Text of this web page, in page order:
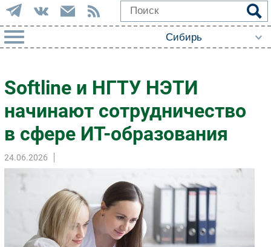
Импорто­замещение
Автоматизация Промышленности
Интернет
Мобильная связь
Фиксированная связь
Рынок ПК
Маркетинг
Торговые сети
Softline и НГТУ НЭТИ
начинают сотрудничество
в сфере ИТ-образования
24.06.2026